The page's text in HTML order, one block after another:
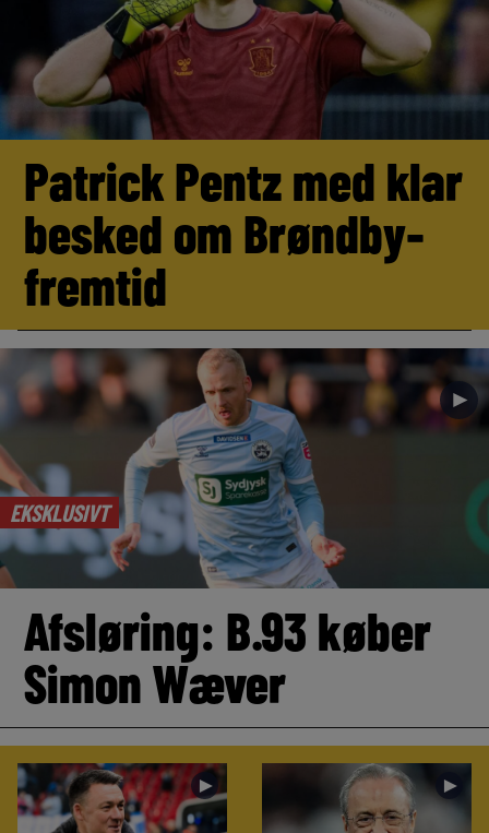
Patrick Pentz med klar
besked om Brøndby-
fremtid
EKSKLUSIVT
►
Afsløring: B.93 køber
Simon Wæver
► ►